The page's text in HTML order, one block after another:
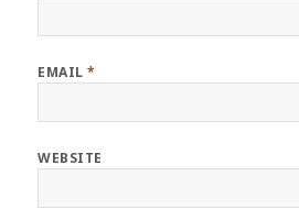
EMAIL*
WEBSITE